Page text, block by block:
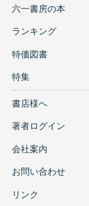
六一書房の本
ランキング
特価図書
特集
書店様へ
著者ログイン
会社案内
お問い合わせ
リンク